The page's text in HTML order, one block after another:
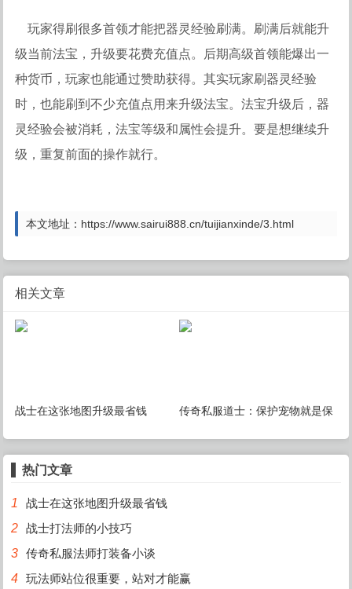
玩家得刷很多首领才能把器灵经验刷满。刷满后就能升
级当前法宝，升级要花费充值点。后期高级首领能爆出一
种货币，玩家也能通过赞助获得。其实玩家刷器灵经验
时，也能刷到不少充值点用来升级法宝。法宝升级后，器
灵经验会被消耗，法宝等级和属性会提升。要是想继续升
级，重复前面的操作就行。
本文地址：https://www.sairui888.cn/tuijianxinde/3.html
相关文章
战士在这张地图升级最省钱
传奇私服道士：保护宠物就是保
热门文章
1
战士在这张地图升级最省钱
2
战士打法师的小技巧
3
传奇私服法师打装备小谈
4
玩法师站位很重要，站对才能赢